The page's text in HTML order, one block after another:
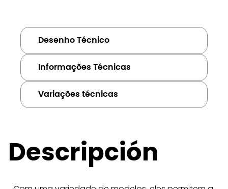
Desenho Técnico
Informações Técnicas
Variações técnicas
Descripción